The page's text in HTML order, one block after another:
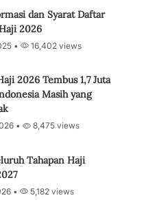
dan Syarat Daftar
2026
• 16,402 views
2026 Tembus 1,7 Juta
Masih yang
• 8,475 views
Tahapan Haji
• 5,182 views